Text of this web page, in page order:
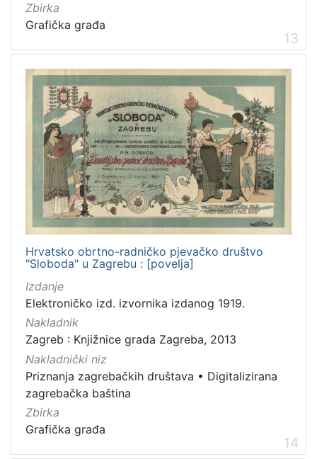
Zbirka
Grafička građa
13
Hrvatsko obrtno-radničko pjevačko društvo
"Sloboda" u Zagrebu : [povelja]
Izdanje
Elektroničko izd. izvornika izdanog 1919.
Nakladnik
Zagreb : Knjižnice grada Zagreba, 2013
Nakladnički niz
Priznanja zagrebačkih društava • Digitalizirana
zagrebačka baština
Zbirka
Grafička građa
14